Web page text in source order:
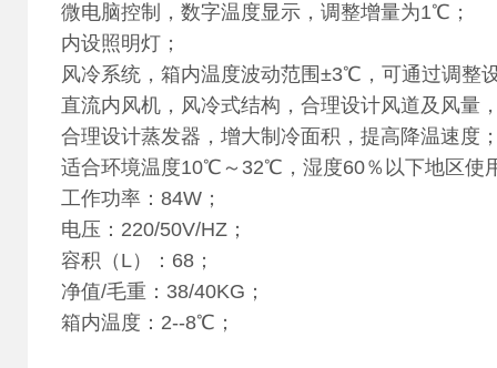
微电脑控制，数字温度显示，调整增量为1℃；
内设照明灯；
风冷系统，箱内温度波动范围±3℃，可通过调整
直流内风机，风冷式结构，合理设计风道及风量
合理设计蒸发器，增大制冷面积，提高降温速度
适合环境温度10℃～32℃，湿度60％以下地区使
工作功率：84W；
电压：220/50V/HZ；
容积（L）：68；
净值/毛重：38/40KG；
箱内温度：2--8℃；